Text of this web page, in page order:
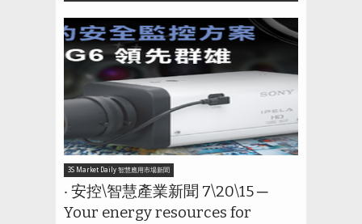
3S Market Daily 智慧應用市場新聞
‧ 安控\智慧產業新聞 7\20\15 ─
Your energy resources for